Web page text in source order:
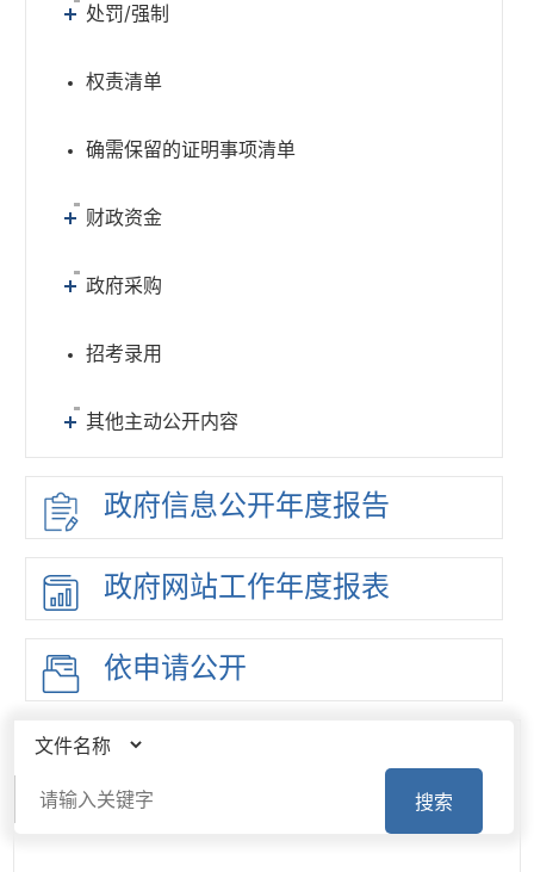
处罚/强制
权责清单
确需保留的证明事项清单
财政资金
政府采购
招考录用
其他主动公开内容
政府信息公开年度报告
政府网站工作年度报表
依申请公开
搜索